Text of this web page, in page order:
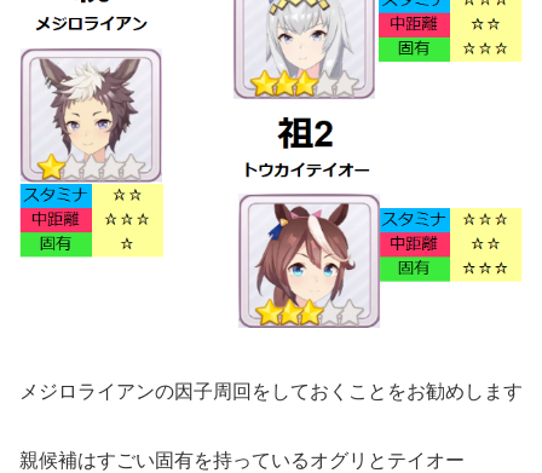
メジロライアンの因子周回をしておくことをお勧めします
親候補はすごい固有を持っているオグリとテイオー